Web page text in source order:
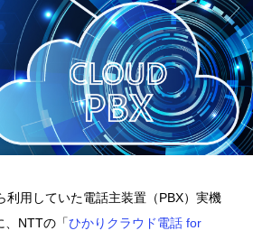
利用していた電話主装置（PBX）実機
、NTTの「ひかりクラウド電話 for